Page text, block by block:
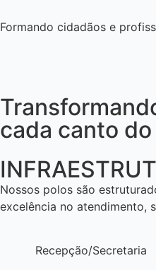
Formando cidadãos e
cada canto do
Nossos polos são
excelência no atendimento,
Recepção/Secretaria